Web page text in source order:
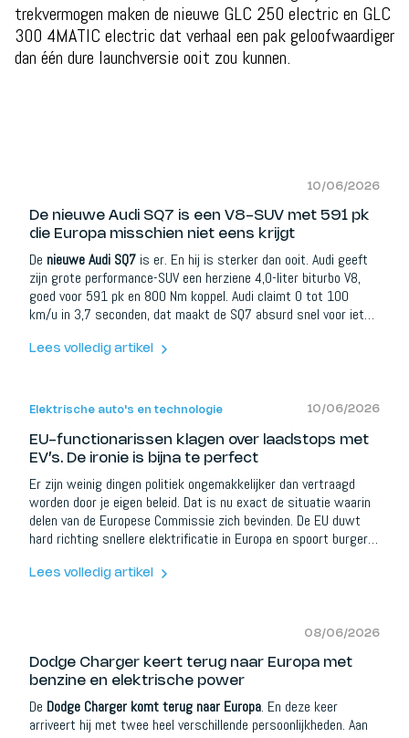
trekvermogen maken de nieuwe GLC 250 electric en GLC
300 4MATIC electric dat verhaal een pak geloofwaardiger
dan één dure launchversie ooit zou kunnen.
10/06/2026
De nieuwe Audi SQ7 is een V8-SUV met 591 pk
die Europa misschien niet eens krijgt
De nieuwe Audi SQ7 is er. En hij is sterker dan ooit. Audi geeft
zijn grote performance-SUV een herziene 4,0-liter biturbo V8,
goed voor 591 pk en 800 Nm koppel. Audi claimt 0 tot 100
km/u in 3,7 seconden, dat maakt de SQ7 absurd snel voor iets
trekken en tegelijk nog altijd kan doen alsof het een
Lees volledig artikel
Elektrische auto's en technologie 10/06/2026
EU-functionarissen klagen over laadstops met
EV’s. De ironie is bijna te perfect
Er zijn weinig dingen politiek ongemakkelijker dan vertraagd
worden door je eigen beleid. Dat is nu exact de situatie waarin
delen van de Europese Commissie zich bevinden. De EU duwt
hard richting snellere elektrificatie in Europa en spoort burgers,
bewegen van verbrandingsmotoren. Tegelijk wordt de eigen
Lees volledig artikel
08/06/2026
Dodge Charger keert terug naar Europa met
benzine en elektrische power
De Dodge Charger komt terug naar Europa. En deze keer
arriveert hij met twee heel verschillende persoonlijkheden. Aan